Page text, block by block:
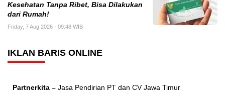
Kesehatan Tanpa Ribet, Bisa Dilakukan
dari Rumah!
Friday, 7 Aug 2026 - 09:48 WIB
IKLAN BARIS ONLINE
Partnerkita – Jasa Pendirian PT dan CV Jawa Timur